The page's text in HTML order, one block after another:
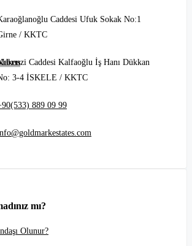
Caddesi Ufuk Sokak No:1
/ KKTC
Caddesi Kalfaoğlu İş Hanı Dükkan
3-4 İSKELE / KKTC
889 09 99
mı?
Olunur?